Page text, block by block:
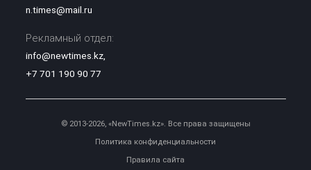
n.times@mail.ru
Рекламный отдел:
info@newtimes.kz,
+7 701 190 90 77
© 2013-2026, «NewTimes.kz». Все права защищены
Политика конфиденциальности
Правила сайта